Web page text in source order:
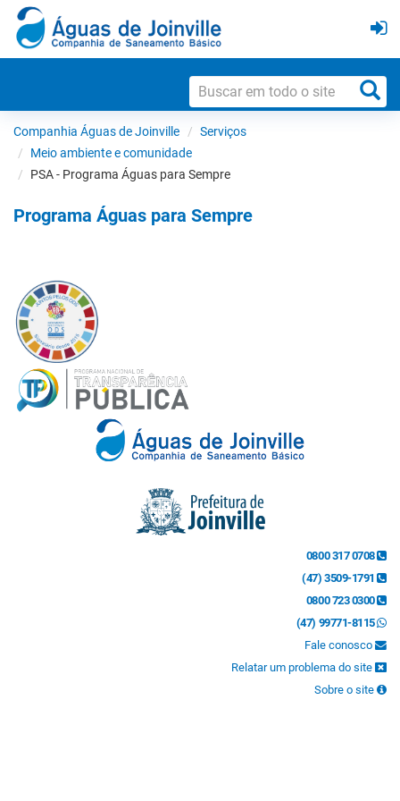
Companhia Águas de Joinville
Serviços
Meio ambiente e comunidade
PSA - Programa Águas para Sempre
Programa Águas para Sempre
0800 317 0708
(47) 3509-1791
0800 723 0300
(47) 99771-8115
Fale conosco
Relatar um problema do site
Sobre o site